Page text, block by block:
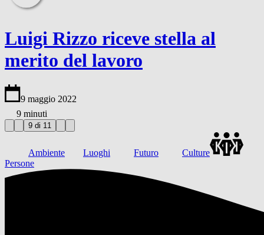
Luigi Rizzo riceve stella al
merito del lavoro
9 maggio 2022
9 minuti
9 di 11
Ambiente Luoghi Futuro
Culture
Persone